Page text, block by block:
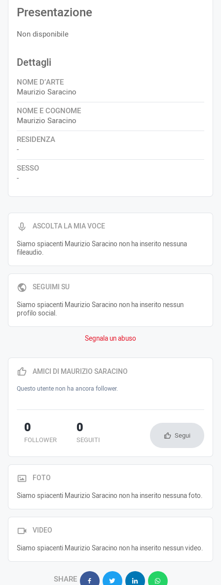
ASCOLTA LA MIA VOCE
Siamo spiacenti Maurizio Saracino non ha inserito nessuna
fileaudio.
SEGUIMI SU
Siamo spiacenti Maurizio Saracino non ha inserito nessun
profilo social.
Segnala un abuso
Presentazione
Non disponibile
Dettagli
NOME D’ARTE
Maurizio Saracino
NOME E COGNOME
Maurizio Saracino
RESIDENZA
-
SESSO
-
AMICI DI MAURIZIO SARACINO
Questo utente non ha ancora follower.
FOLLOWER
0
SEGUITI
0 Segui
FOTO
Siamo spiacenti Maurizio Saracino non ha inserito nessuna foto.
VIDEO
Siamo spiacenti Maurizio Saracino non ha inserito nessun video.
SHARE